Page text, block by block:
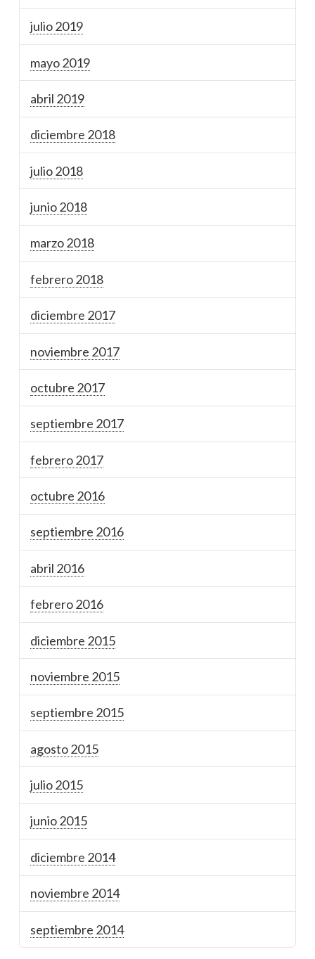
julio 2019
mayo 2019
abril 2019
diciembre 2018
julio 2018
junio 2018
marzo 2018
febrero 2018
diciembre 2017
noviembre 2017
octubre 2017
septiembre 2017
febrero 2017
octubre 2016
septiembre 2016
abril 2016
febrero 2016
diciembre 2015
noviembre 2015
septiembre 2015
agosto 2015
julio 2015
junio 2015
diciembre 2014
noviembre 2014
septiembre 2014